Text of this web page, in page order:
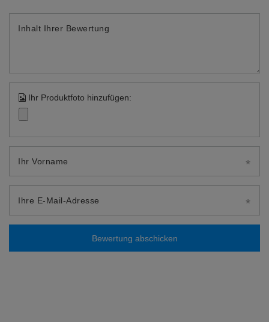
Inhalt Ihrer Bewertung
Ihr Produktfoto hinzufügen:
Ihr Vorname
Ihre E-Mail-Adresse
Bewertung abschicken